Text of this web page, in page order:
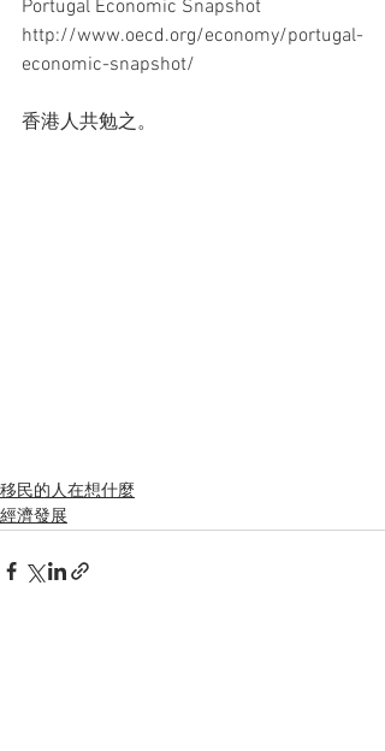
Portugal Economic Snapshot
http://www.oecd.org/economy/portugal-
economic-snapshot/
香港人共勉之。
移民的人在想什麼
經濟發展